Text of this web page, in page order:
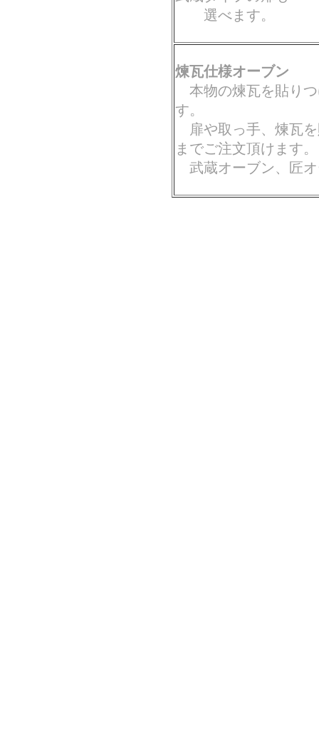
選べます。
煉瓦仕様オーブン
本物の煉瓦を貼り
す。
扉や取っ手、煉瓦
までご注文頂けます。
武蔵オーブン、匠